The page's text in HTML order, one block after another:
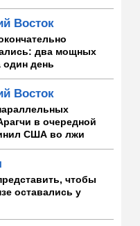
Восток
два мощных
один день
Восток
в очередной
США во лжи
чтобы
оставались у